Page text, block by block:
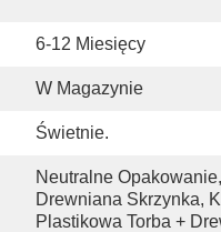
6-12 Miesięcy
W Magazynie
Świetnie.
Neutralne Opakowanie,
Drewniana Skrzynka,
Plastikowa Torba +